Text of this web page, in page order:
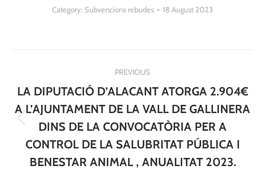
Category: Subvencions rebudes 18 August 2023
navigation
PREVIOUS
Previous
post:
LA DIPUTACIÓ D’ALACANT ATORGA 2.904€
A L’AJUNTAMENT DE LA VALL DE GALLINERA
DINS DE LA CONVOCATÒRIA PER A
CONTROL DE LA SALUBRITAT PÚBLICA I
BENESTAR ANIMAL , ANUALITAT 2023.